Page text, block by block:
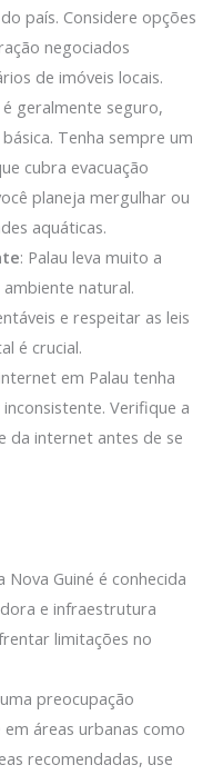
país. Considere opções
negociados
de imóveis locais.
é geralmente seguro,
Tenha sempre um
cubra evacuação
planeja mergulhar ou
aquáticas.
: Palau leva muito a
natural.
e respeitar as leis
é crucial.
em Palau tenha
Verifique a
da internet antes de se
Nova Guiné é conhecida
e infraestrutura
limitações no
preocupação
áreas urbanas como
recomendadas, use